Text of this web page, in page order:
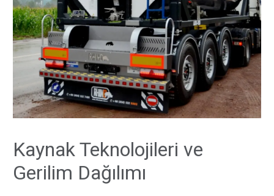
Kaynak Teknolojileri ve
Gerilim Dağılımı